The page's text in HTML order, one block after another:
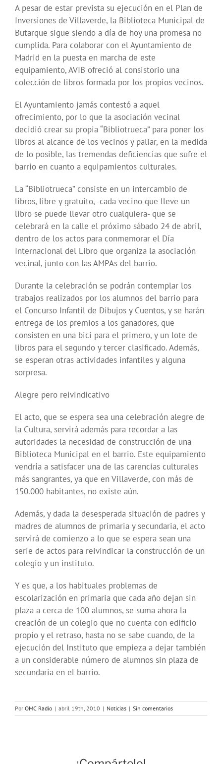
A pesar de estar prevista su ejecución en el Plan de
Inversiones de Villaverde, la Biblioteca Municipal de
Butarque sigue siendo a día de hoy una promesa no
cumplida. Para colaborar con el Ayuntamiento de
Madrid en la puesta en marcha de este
equipamiento, AVIB ofreció al consistorio una
colección de libros formada por los propios vecinos.
El Ayuntamiento jamás contestó a aquel
ofrecimiento, por lo que la asociación vecinal
decidió crear su propia “Bibliotrueca” para poner los
libros al alcance de los vecinos y paliar, en la medida
de lo posible, las tremendas deficiencias que sufre el
barrio en cuanto a equipamientos culturales.
La “Bibliotrueca” consiste en un intercambio de
libros, libre y gratuito, -cada vecino que lleve un
libro se puede llevar otro cualquiera- que se
celebrará en la calle el próximo sábado 24 de abril,
dentro de los actos para conmemorar el Día
Internacional del Libro que organiza la asociación
vecinal, junto con las AMPAs del barrio.
Durante la celebración se podrán contemplar los
trabajos realizados por los alumnos del barrio para
el Concurso Infantil de Dibujos y Cuentos, y se harán
entrega de los premios a los ganadores, que
consisten en una bici para el primero, y un lote de
libros para el segundo y tercer clasificado. Además,
se esperan otras actividades infantiles y alguna
sorpresa.
Alegre pero reivindicativo
El acto, que se espera sea una celebración alegre de
la Cultura, servirá además para recordar a las
autoridades la necesidad de construcción de una
Biblioteca Municipal en el barrio. Este equipamiento
vendría a satisfacer una de las carencias culturales
más sangrantes, ya que en Villaverde, con más de
150.000 habitantes, no existe aún.
Además, y dada la desesperada situación de padres y
madres de alumnos de primaria y secundaria, el acto
servirá de comienzo a lo que se espera sean una
serie de actos para reivindicar la construcción de un
colegio y un instituto.
Y es que, a los habituales problemas de
escolarización en primaria que cada año dejan sin
plaza a cerca de 100 alumnos, se suma ahora la
creación de un colegio que no cuenta con edificio
propio y el retraso, hasta no se sabe cuando, de la
ejecución del Instituto que empieza a dejar también
a un considerable número de alumnos sin plaza de
secundaria en el barrio.
Por OMC Radio | abril 19th, 2010 | Noticias | Sin comentarios